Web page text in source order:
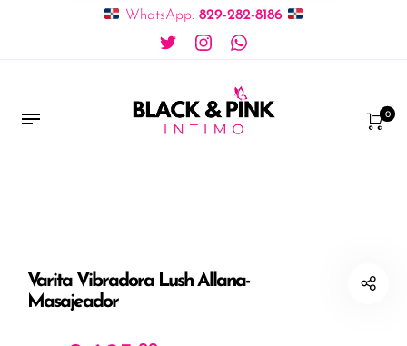
WhatsApp: 829-282-8186
0
Varita Vibradora Lush Allana-
Masajeador